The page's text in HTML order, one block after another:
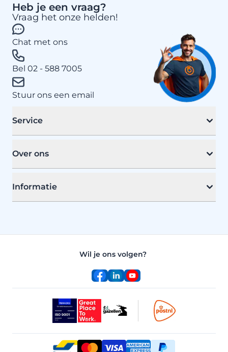
Heb je een vraag?
Vraag het onze helden!
Chat met ons
Bel 02 - 588 7005
Stuur ons een email
Service
Over ons
Informatie
Wil je ons volgen?
Facebook
LinkedInYouTube